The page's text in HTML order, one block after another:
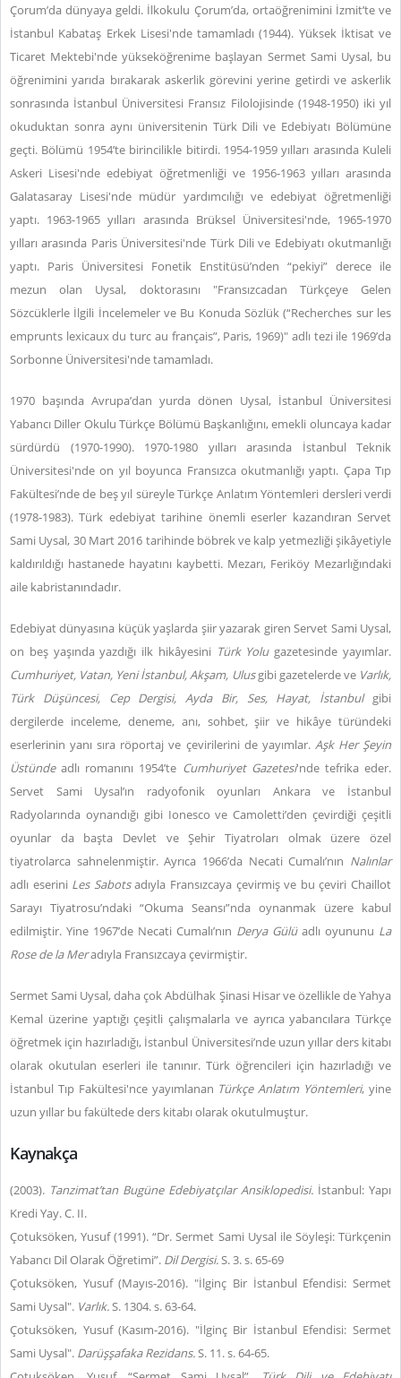
Çorum’da dünyaya geldi. İlkokulu Çorum’da, ortaöğrenimini İzmit’te ve
İstanbul Kabataş Erkek Lisesi'nde tamamladı (1944). Yüksek İktisat ve
Ticaret Mektebi'nde yükseköğrenime başlayan Sermet Sami Uysal, bu
öğrenimini yarıda bırakarak askerlik görevini yerine getirdi ve askerlik
sonrasında İstanbul Üniversitesi Fransız Filolojisinde (1948-1950) iki yıl
okuduktan sonra aynı üniversitenin Türk Dili ve Edebiyatı Bölümüne
geçti. Bölümü 1954’te birincilikle bitirdi. 1954-1959 yılları arasında Kuleli
Askeri Lisesi'nde edebiyat öğretmenliği ve 1956-1963 yılları arasında
Galatasaray Lisesi'nde müdür yardımcılığı ve edebiyat öğretmenliği
yaptı. 1963-1965 yılları arasında Brüksel Üniversitesi'nde, 1965-1970
yılları arasında Paris Üniversitesi'nde Türk Dili ve Edebiyatı okutmanlığı
yaptı. Paris Üniversitesi Fonetik Enstitüsü’nden “pekiyi” derece ile
mezun olan Uysal, doktorasını "Fransızcadan Türkçeye Gelen
Sözcüklerle İlgili İncelemeler ve Bu Konuda Sözlük (“Recherches sur les
emprunts lexicaux du turc au français”, Paris, 1969)" adlı tezi ile 1969’da
Sorbonne Üniversitesi'nde tamamladı.
1970 başında Avrupa’dan yurda dönen Uysal, İstanbul Üniversitesi
Yabancı Diller Okulu Türkçe Bölümü Başkanlığını, emekli oluncaya kadar
sürdürdü (1970-1990). 1970-1980 yılları arasında İstanbul Teknik
Üniversitesi'nde on yıl boyunca Fransızca okutmanlığı yaptı. Çapa Tıp
Fakültesi’nde de beş yıl süreyle Türkçe Anlatım Yöntemleri dersleri verdi
(1978-1983). Türk edebiyat tarihine önemli eserler kazandıran Servet
Sami Uysal, 30 Mart 2016 tarihinde böbrek ve kalp yetmezliği şikâyetiyle
kaldırıldığı hastanede hayatını kaybetti. Mezarı, Feriköy Mezarlığındaki
aile kabristanındadır.
Edebiyat dünyasına küçük yaşlarda şiir yazarak giren Servet Sami Uysal,
on beş yaşında yazdığı ilk hikâyesini Türk Yolugazetesinde yayımlar.
Cumhuriyet, Vatan, Yeni İstanbul, Akşam, Ulusgibi gazetelerde ve Varlık,
Türk Düşüncesi, Cep Dergisi, Ayda Bir, Ses, Hayat, İstanbulgibi
dergilerde inceleme, deneme, anı, sohbet, şiir ve hikâye türündeki
eserlerinin yanı sıra röportaj ve çevirilerini de yayımlar. Aşk Her Şeyin
Üstündeadlı romanını 1954’te Cumhuriyet Gazetesi'nde tefrika eder.
Servet Sami Uysal’ın radyofonik oyunları Ankara ve İstanbul
Radyolarında oynandığı gibi Ionesco ve Camoletti’den çevirdiği çeşitli
oyunlar da başta Devlet ve Şehir Tiyatroları olmak üzere özel
tiyatrolarca sahnelenmiştir. Ayrıca 1966’da Necati Cumalı’nın Nalınlar
adlı eserini Les Sabotsadıyla Fransızcaya çevirmiş ve bu çeviri Chaillot
Sarayı Tiyatrosu’ndaki “Okuma Seansı”nda oynanmak üzere kabul
edilmiştir. Yine 1967’de Necati Cumalı’nın Derya Gülüadlı oyununu La
Rose de la Meradıyla Fransızcaya çevirmiştir.
Sermet Sami Uysal, daha çok Abdülhak Şinasi Hisar ve özellikle de Yahya
Kemal üzerine yaptığı çeşitli çalışmalarla ve ayrıca yabancılara Türkçe
öğretmek için hazırladığı, İstanbul Üniversitesi’nde uzun yıllar ders kitabı
olarak okutulan eserleri ile tanınır. Türk öğrencileri için hazırladığı ve
İstanbul Tıp Fakültesi'nce yayımlanan Türkçe Anlatım Yöntemleri, yine
uzun yıllar bu fakültede ders kitabı olarak okutulmuştur.
Kaynakça
(2003). Tanzimat’tan Bugüne Edebiyatçılar Ansiklopedisi. İstanbul: Yapı
Kredi Yay. C. II.
Çotuksöken, Yusuf (1991). “Dr. Sermet Sami Uysal ile Söyleşi: Türkçenin
Yabancı Dil Olarak Öğretimi”. Dil Dergisi.S. 3. s. 65-69
Çotuksöken, Yusuf (Mayıs-2016). "İlginç Bir İstanbul Efendisi: Sermet
Sami Uysal". Varlık.S. 1304. s. 63-64.
Çotuksöken, Yusuf (Kasım-2016). "İlginç Bir İstanbul Efendisi: Sermet
Sami Uysal". DarüşşafakaRezidans.S. 11. s. 64-65.